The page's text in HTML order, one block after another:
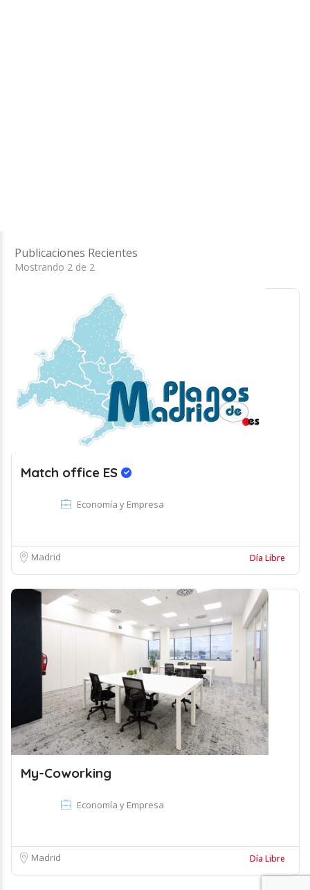
Publicaciones Recientes
Mostrando 2 de 2
Match office ES
Economía y Empresa
Madrid Día Libre
My-Coworking
Economía y Empresa
Madrid Día Libre